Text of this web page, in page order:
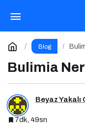
Blog
Bulimia
Beyaz Yakalı
7dk, 49sn
Anoreksiya
Yorum Yap